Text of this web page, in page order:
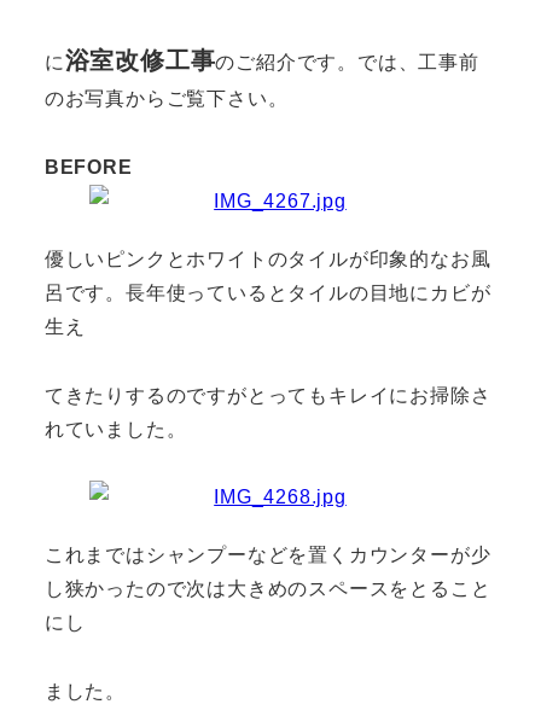
に浴室改修工事のご紹介です。では、工事前
のお写真からご覧下さい。
BEFORE
優しいピンクとホワイトのタイルが印象的なお風
呂です。長年使っているとタイルの目地にカビが
生え
てきたりするのですがとってもキレイにお掃除さ
れていました。
これまではシャンプーなどを置くカウンターが少
し狭かったので次は大きめのスペースをとること
にし
ました。